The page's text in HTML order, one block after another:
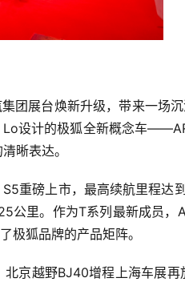
团展台焕新升级，带来一场
设计的极狐全新概念车
晰表达。
重磅上市，最高续航里程达
公里。作为T系列最新成员
极狐品牌的产品矩阵。
北京越野BJ40增程上海车展